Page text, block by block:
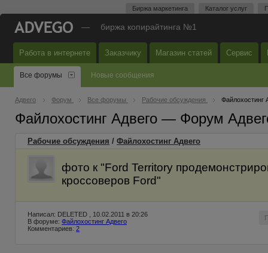
Биржа маркетинга Каталог услуг
— биржа копирайтинга №1
Работа в интернете Заказчику Магазин статей Сервис
Все форумы Новые сообщения
Адвего Форум Все форумы Рабочие обсуждения Файлохостинг
Файлохостинг Адвего — Форум
Рабочие обсуждения / Файлохостинг Адвего
фото к "Ford Territory
кроссоверов Ford"
Написал: DELETED , 10.02.2011 в 20:26
В форуме: Файлохостинг Адвего
Комментариев: 2